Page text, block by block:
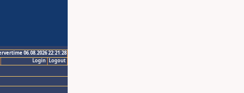
06.08.2026 22:21:28
Logout
Login